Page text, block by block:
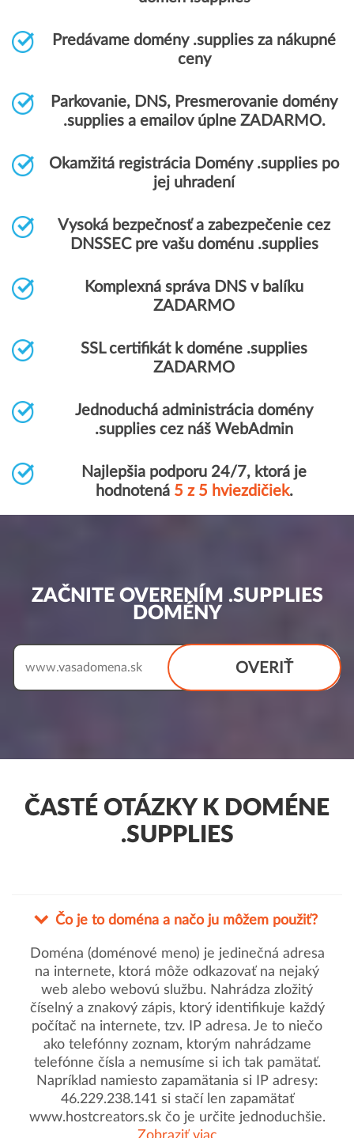
Predávame domény .supplies za nákupné
ceny
Parkovanie, DNS, Presmerovanie domény
.supplies a emailov úplne ZADARMO.
Okamžitá registrácia Domény .supplies po
jej uhradení
Vysoká bezpečnosť a zabezpečenie cez
DNSSEC pre vašu doménu .supplies
Komplexná správa DNS v balíku
ZADARMO
SSL certifikát k doméne .supplies
ZADARMO
Jednoduchá administrácia domény
.supplies cez náš WebAdmin
Najlepšia podporu 24/7, ktorá je
hodnotená 5 z 5 hviezdičiek.
ZAČNITE OVERENÍM .SUPPLIES
DOMÉNY
OVERIŤ
www.
ČASTÉ OTÁZKY K DOMÉNE
.SUPPLIES
Čo je to doména a načo ju môžem použiť?
Doména (doménové meno) je jedinečná adresa
na internete, ktorá môže odkazovať na nejaký
web alebo webovú službu. Nahrádza zložitý
číselný a znakový zápis, ktorý identifikuje každý
počítač na internete, tzv. IP adresa. Je to niečo
ako telefónny zoznam, ktorým nahrádzame
telefónne čísla a nemusíme si ich tak pamätať.
Napríklad namiesto zapamätania si IP adresy:
46.229.238.141 si stačí len zapamätať
www.hostcreators.sk čo je určite jednoduchšie.